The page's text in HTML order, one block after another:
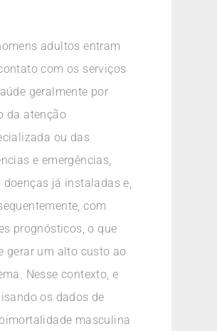
adultos entram
com os serviços
geralmente por
da atenção
ou das
e emergências,
doenças já instaladas e,
com
prognósticos, o que
gerar um alto custo ao
Nesse contexto, e
os dados de
masculina